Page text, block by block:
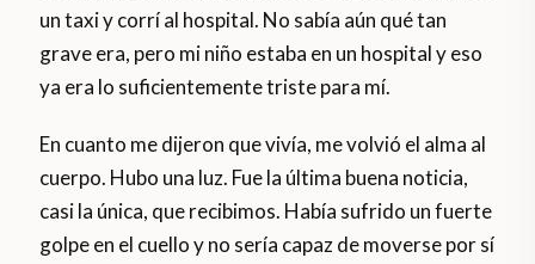
un taxi y corrí al hospital. No sabía aún qué tan
grave era, pero mi niño estaba en un hospital y eso
ya era lo suficientemente triste para mí.
En cuanto me dijeron que vivía, me volvió el alma al
cuerpo. Hubo una luz. Fue la última buena noticia,
casi la única, que recibimos. Había sufrido un fuerte
golpe en el cuello y no sería capaz de moverse por sí